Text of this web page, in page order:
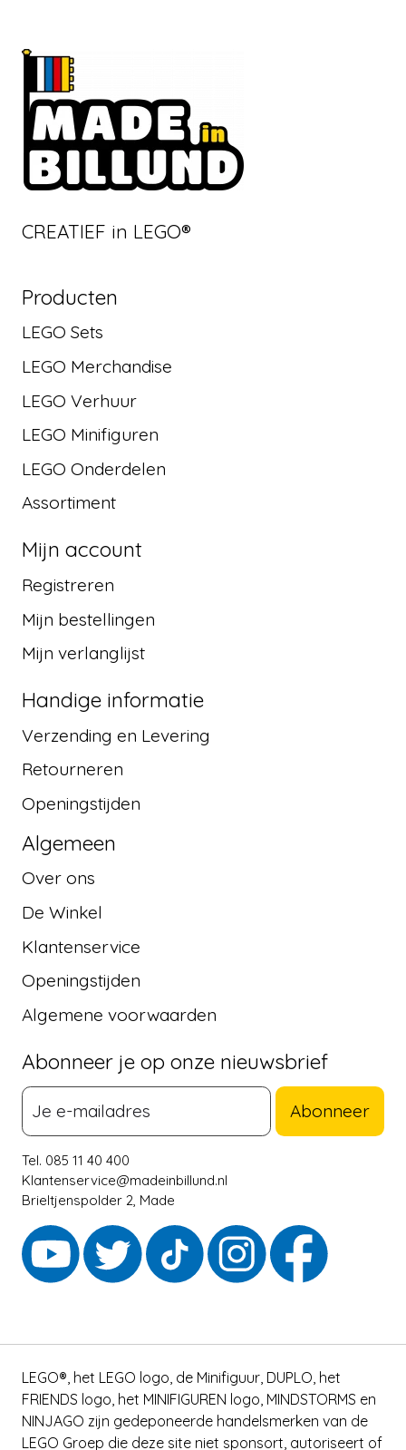
CREATIEF in LEGO®
Producten
LEGO Sets
LEGO Merchandise
LEGO Verhuur
LEGO Minifiguren
LEGO Onderdelen
Assortiment
Mijn account
Registreren
Mijn bestellingen
Mijn verlanglijst
Handige informatie
Verzending en Levering
Retourneren
Openingstijden
Algemeen
Over ons
De Winkel
Klantenservice
Openingstijden
Algemene voorwaarden
Abonneer je op onze nieuwsbrief
Abonneer
Tel. 085 11 40 400
Klantenservice@madeinbillund.nl
Brieltjenspolder 2, Made
LEGO®, het LEGO logo, de Minifiguur, DUPLO, het
FRIENDS logo, het MINIFIGUREN logo, MINDSTORMS en
NINJAGO zijn gedeponeerde handelsmerken van de
LEGO Groep die deze site niet sponsort, autoriseert of